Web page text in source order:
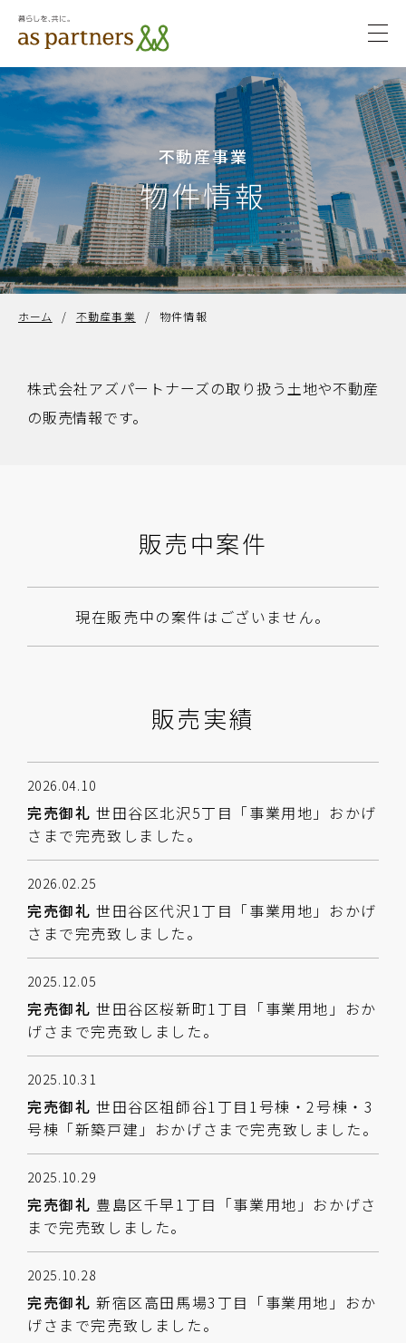
不動産事業
物件情報
ホーム / 不動産事業 / 物件情報
株式会社アズパートナーズの取り扱う土地や不動産
の販売情報です。
販売中案件
現在販売中の案件はございません。
販売実績
2026.04.10
完売御礼 世田谷区北沢5丁目「事業用地」おかげ
さまで完売致しました。
2026.02.25
完売御礼 世田谷区代沢1丁目「事業用地」おかげ
さまで完売致しました。
2025.12.05
完売御礼 世田谷区桜新町1丁目「事業用地」おか
げさまで完売致しました。
2025.10.31
完売御礼 世田谷区祖師谷1丁目1号棟・2号棟・3
号棟「新築戸建」おかげさまで完売致しました。
2025.10.29
完売御礼 豊島区千早1丁目「事業用地」おかげさ
まで完売致しました。
2025.10.28
完売御礼 新宿区高田馬場3丁目「事業用地」おか
げさまで完売致しました。
サステナビ
リティ
サステ
ナビリ
ティ